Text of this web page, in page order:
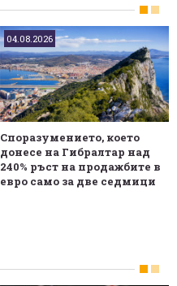
04.08.2026
Споразумението, което
донесе на Гибралтар над
240% ръст на продажбите в
евро само за две седмици